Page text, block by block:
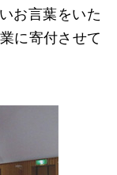
お言葉をいた
に寄付させて